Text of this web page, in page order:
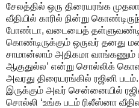
சேலத்தில் ஒரு திரையரங்க
வீதியில் காரில் நின்று
போண்டா, வடையைத்
கொண்டிருக்கும் ஒருவர் தனது
சாமான்லாம் அதிகமா வாங்கணும்
ஆகுதுல்ல’ என்று சொல்லிக்
அவரது திரையரங்கில் ரஜினி
இருக்கும் அவர் சென்னையில்
சொல்லி ‘உங்க படம் ரிலீஸ்னா